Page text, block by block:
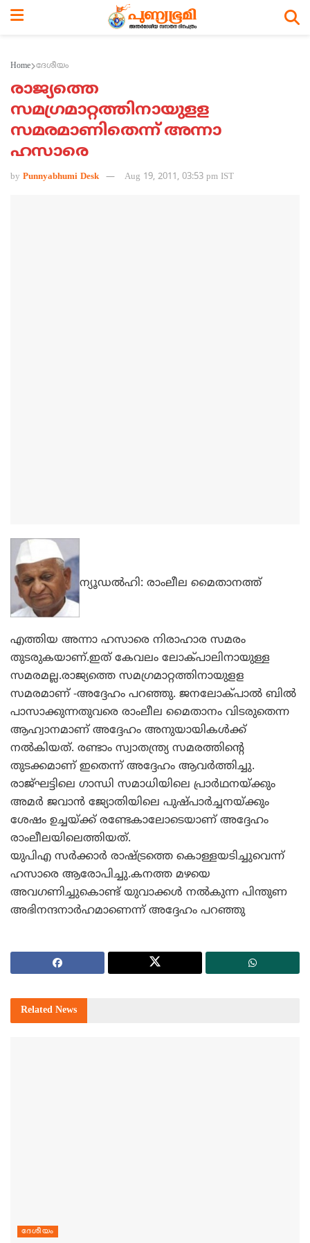
Home ദേശീയം
രാജ്യത്തെ
സമഗ്രമാറ്റത്തിനായുളള
സമരമാണിതെന്ന് അന്നാ
ഹസാരെ
by Punnyabhumi Desk Aug 19, 2011, 03:53 pm IST
ന്യൂഡല്‍ഹി: രാംലീല മൈതാനത്ത്
എത്തിയ അന്നാ ഹസാരെ നിരാഹാര സമരം
തുടരുകയാണ്.ഇത് കേവലം ലോക്പാലിനായുള്ള
സമരമല്ല.രാജ്യത്തെ സമഗ്രമാറ്റത്തിനായുളള
സമരമാണ് -അദ്ദേഹം പറഞ്ഞു. ജനലോക്പാല്‍ ബില്‍
പാസാക്കുന്നതുവരെ രാംലീല മൈതാനം വിടരുതെന്ന
ആഹ്വാനമാണ് അദ്ദേഹം അനുയായികള്‍ക്ക്
നല്‍കിയത്. രണ്ടാം സ്വാതന്ത്ര്യ സമരത്തിന്റെ
തുടക്കമാണ് ഇതെന്ന് അദ്ദേഹം ആവര്‍ത്തിച്ചു.
രാജ്ഘട്ടിലെ ഗാന്ധി സമാധിയിലെ പ്രാര്‍ഥനയ്ക്കും
അമര്‍ ജവാന്‍ ജ്യോതിയിലെ പുഷ്പാര്‍ച്ചനയ്ക്കും
ശേഷം ഉച്ചയ്ക്ക് രണ്ടേകാലോടെയാണ് അദ്ദേഹം
രാംലീലയിലെത്തിയത്.
യുപിഎ സര്‍ക്കാര്‍ രാഷ്ട്രത്തെ കൊള്ളയടിച്ചുവെന്ന്
ഹസാരെ ആരോപിച്ചു.കനത്ത മഴയെ
അവഗണിച്ചുകൊണ്ട് യുവാക്കള്‍ നല്‍കുന്ന പിന്തുണ
അഭിനന്ദനാര്‍ഹമാണെന്ന് അദ്ദേഹം പറഞ്ഞു
Related News
ദേശീയം